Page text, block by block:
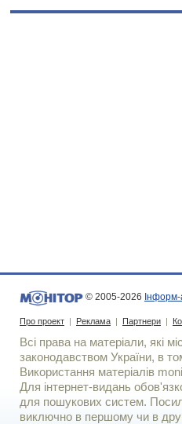
© 2005-2026 Інформ-
Про проект | Реклама | Партнери |
Всі права на матеріали, які
законодавством України, в
Використання матерiалiв
Для iнтернет-видань
для пошукових систем.
виключно в першому чи в